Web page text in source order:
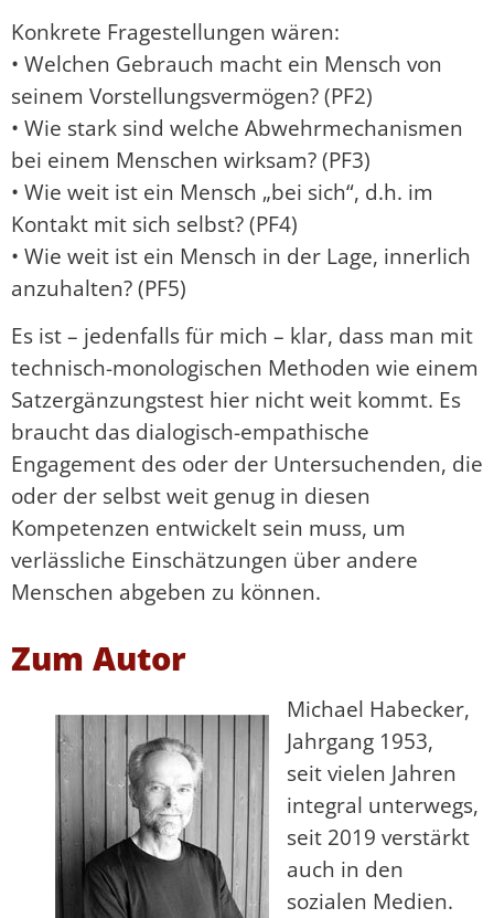
Konkrete Fragestellungen wären:
• Welchen Gebrauch macht ein Mensch von
seinem Vorstellungsvermögen? (PF2)
• Wie stark sind welche Abwehrmechanismen
bei einem Menschen wirksam? (PF3)
• Wie weit ist ein Mensch „bei sich“, d.h. im
Kontakt mit sich selbst? (PF4)
• Wie weit ist ein Mensch in der Lage, innerlich
anzuhalten? (PF5)
Es ist – jedenfalls für mich – klar, dass man mit
technisch-monologischen Methoden wie einem
Satzergänzungstest hier nicht weit kommt. Es
braucht das dialogisch-empathische
Engagement des oder der Untersuchenden, die
oder der selbst weit genug in diesen
Kompetenzen entwickelt sein muss, um
verlässliche Einschätzungen über andere
Menschen abgeben zu können.
Zum Autor
Michael Habecker,
Jahrgang 1953,
seit vielen Jahren
integral unterwegs,
seit 2019 verstärkt
auch in den
sozialen Medien.